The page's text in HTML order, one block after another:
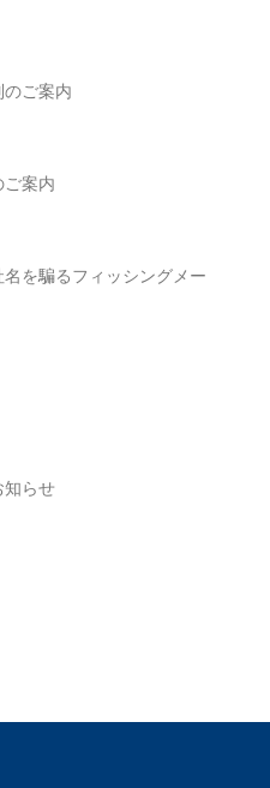
ご案内
ご案内
名を騙るフィッシングメー
知らせ